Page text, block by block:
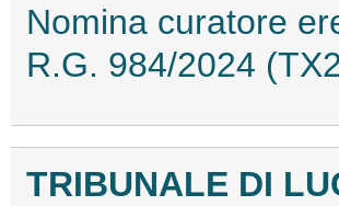
Nomina curatore
R.G. 984/2024
TRIBUNALE DI